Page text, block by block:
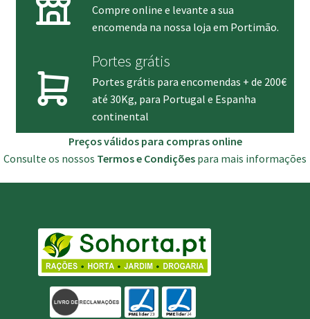
Compre online e levante a sua
encomenda na nossa loja em Portimão.
Portes grátis
Portes grátis para encomendas + de 200€
até 30Kg, para Portugal e Espanha
continental
Preços válidos para compras online
Consulte os nossos Termos e Condições para mais informações